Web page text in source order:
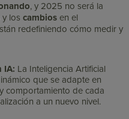
, y 2025 no será la
y loscambios en el
redefiniendo cómo medir y
IA: La Inteligencia Artificial
que se adapte en
comportamiento de cada
a un nuevo nivel.